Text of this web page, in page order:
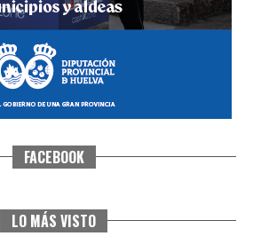
DE LAS FIESTAS COLOMBINAS
FACEBOOK
LO MÁS VISTO